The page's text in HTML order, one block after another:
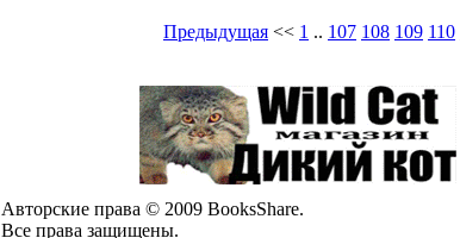
Предыдущая << 1 .. 107 108 109 110
Авторские права © 2009 BooksShare.
Все права защищены.